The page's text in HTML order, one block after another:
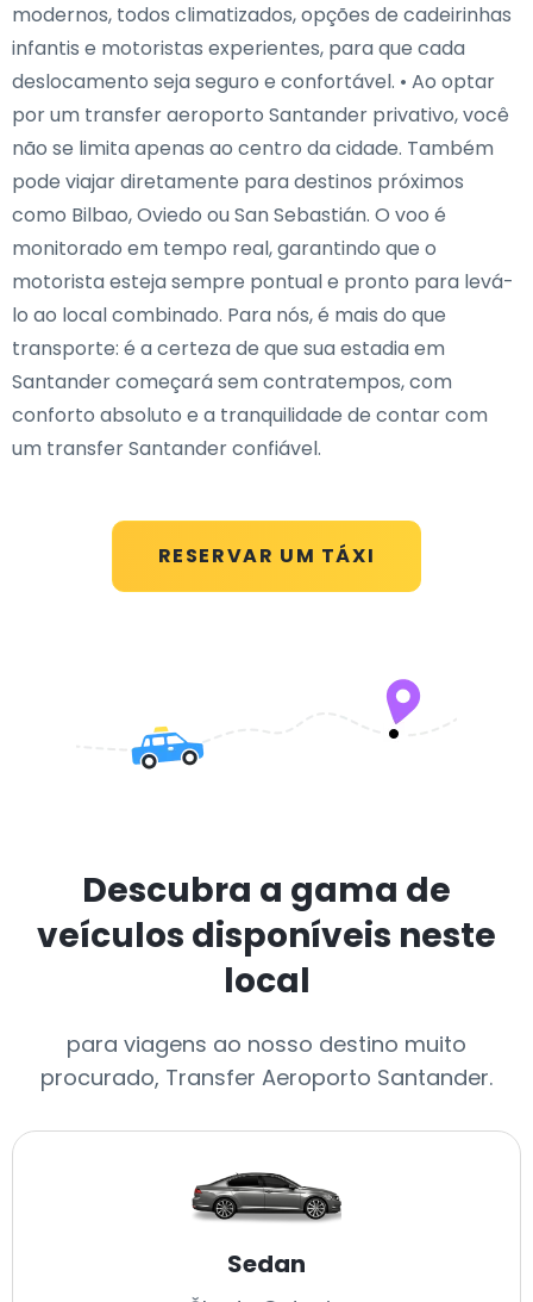
RESERVAR UM TÁXI
modernos, todos climatizados, opções de cadeirinhas
infantis e motoristas experientes, para que cada
deslocamento seja seguro e confortável. • Ao optar
por um transfer aeroporto Santander privativo, você
não se limita apenas ao centro da cidade. Também
pode viajar diretamente para destinos próximos
como Bilbao, Oviedo ou San Sebastián. O voo é
monitorado em tempo real, garantindo que o
motorista esteja sempre pontual e pronto para levá-
lo ao local combinado. Para nós, é mais do que
transporte: é a certeza de que sua estadia em
Santander começará sem contratempos, com
conforto absoluto e a tranquilidade de contar com
um transfer Santander confiável.
Descubra a gama de
veículos disponíveis neste
local
para viagens ao nosso destino muito
procurado, Transfer Aeroporto Santander.
Sedan